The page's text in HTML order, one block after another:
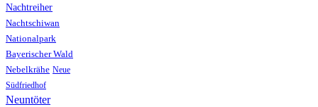
Nachtreiher
Nachtschiwan
Nationalpark
Bayerischer Wald
Nebelkrähe Neue
Südfriedhof
Neuntöter